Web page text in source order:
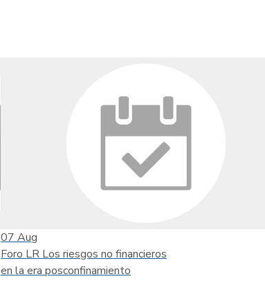
07 Aug
Foro LR Los riesgos no financieros
en la era posconfinamiento